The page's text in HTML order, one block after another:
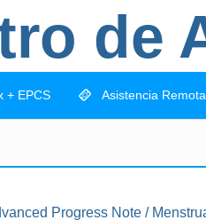
de
+ EPCS Asistencia Remota
Progress Note /